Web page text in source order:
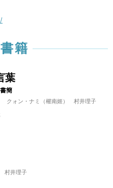
籍
葉
簡
クォン・ナミ（權南姬） 村井理子
村井理子